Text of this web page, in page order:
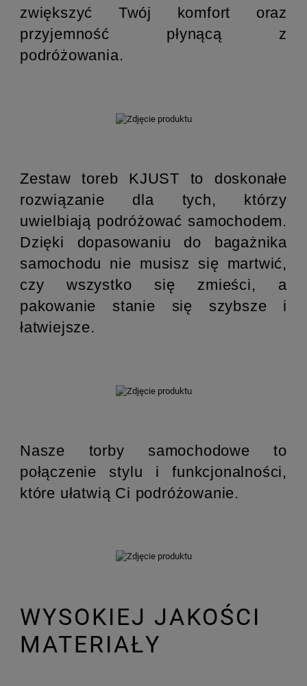
zwiększyć Twój komfort oraz
przyjemność płynącą z
podróżowania.
Zestaw toreb KJUST to doskonałe
rozwiązanie dla tych, którzy
uwielbiają podróżować samochodem.
Dzięki dopasowaniu do bagażnika
samochodu nie musisz się martwić,
czy wszystko się zmieści, a
pakowanie stanie się szybsze i
łatwiejsze.
Nasze torby samochodowe to
połączenie stylu i funkcjonalności,
które ułatwią Ci podróżowanie.
WYSOKIEJ JAKOŚCI
MATERIAŁY